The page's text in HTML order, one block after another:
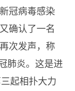
冠病毒感染
确认了一名
次发声，称
肺炎。这是进
起相扑大力